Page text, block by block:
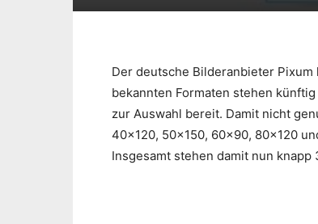
Der deutsche Bilderanbieter
bekannten Formaten stehen
zur Auswahl bereit. Damit nicht
40×120, 50×150, 60×90, 80×120
Insgesamt stehen damit nun